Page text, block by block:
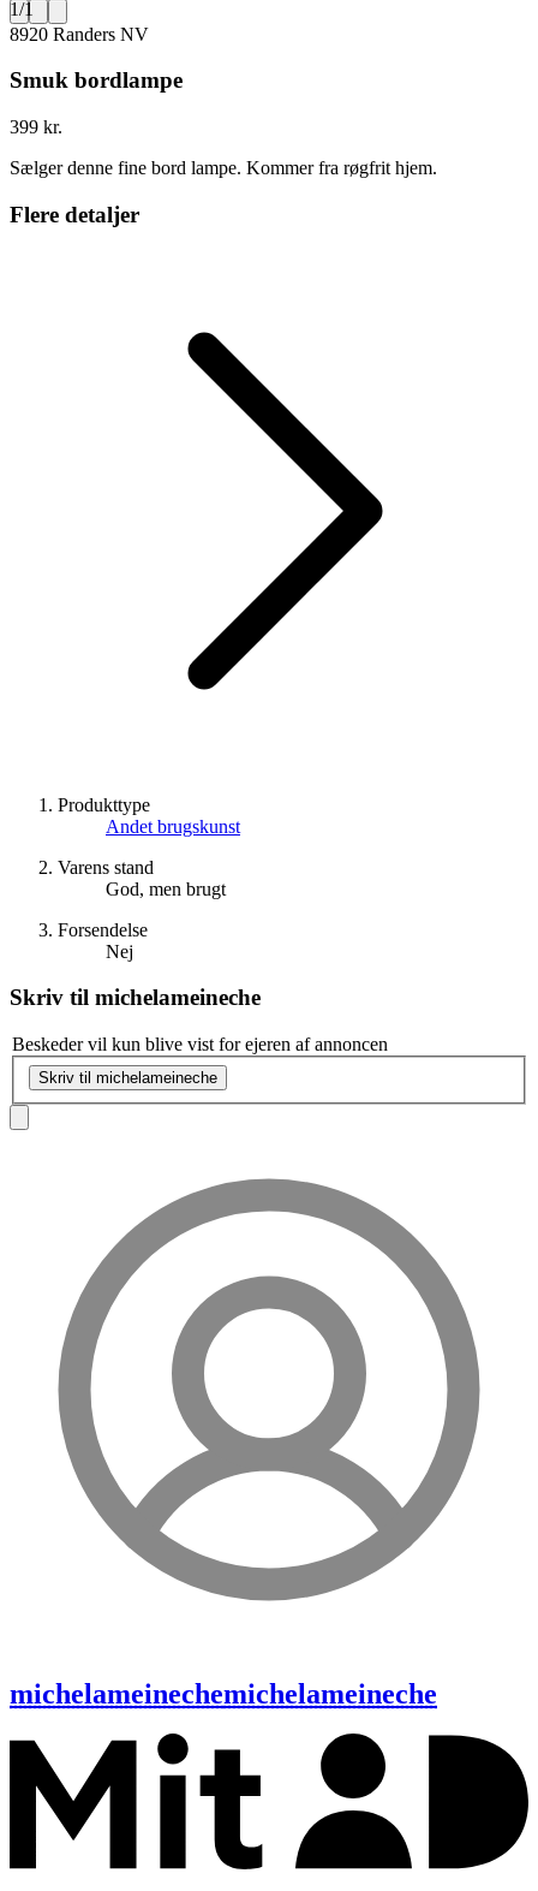
1/1
8920 Randers NV
Smuk bordlampe
399 kr.
Sælger denne fine bord lampe. Kommer fra røgfrit hjem.
Flere detaljer
Produkttype
Andet brugskunst
Varens stand
God, men brugt
Forsendelse
Nej
Skriv til michelameineche
Beskeder vil kun blive vist for ejeren af annoncen
Skriv til michelameineche
michelameinechemichelameineche